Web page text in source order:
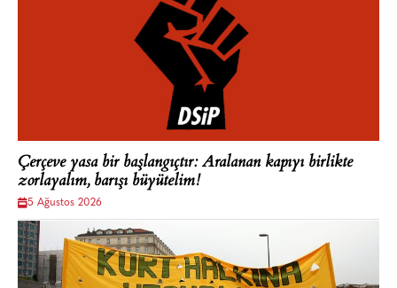
Çerçeve yasa bir başlangıçtır: Aralanan kapıyı birlikte
zorlayalım, barışı büyütelim!
5 Ağustos 2026